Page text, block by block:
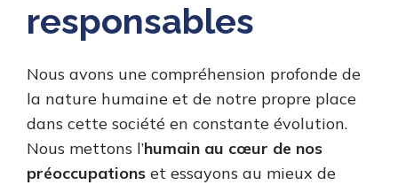
responsables
Nous avons une compréhension profonde de
la nature humaine et de notre propre place
dans cette société en constante évolution.
Nous mettons l’humain au cœur de nos
préoccupations et essayons au mieux de